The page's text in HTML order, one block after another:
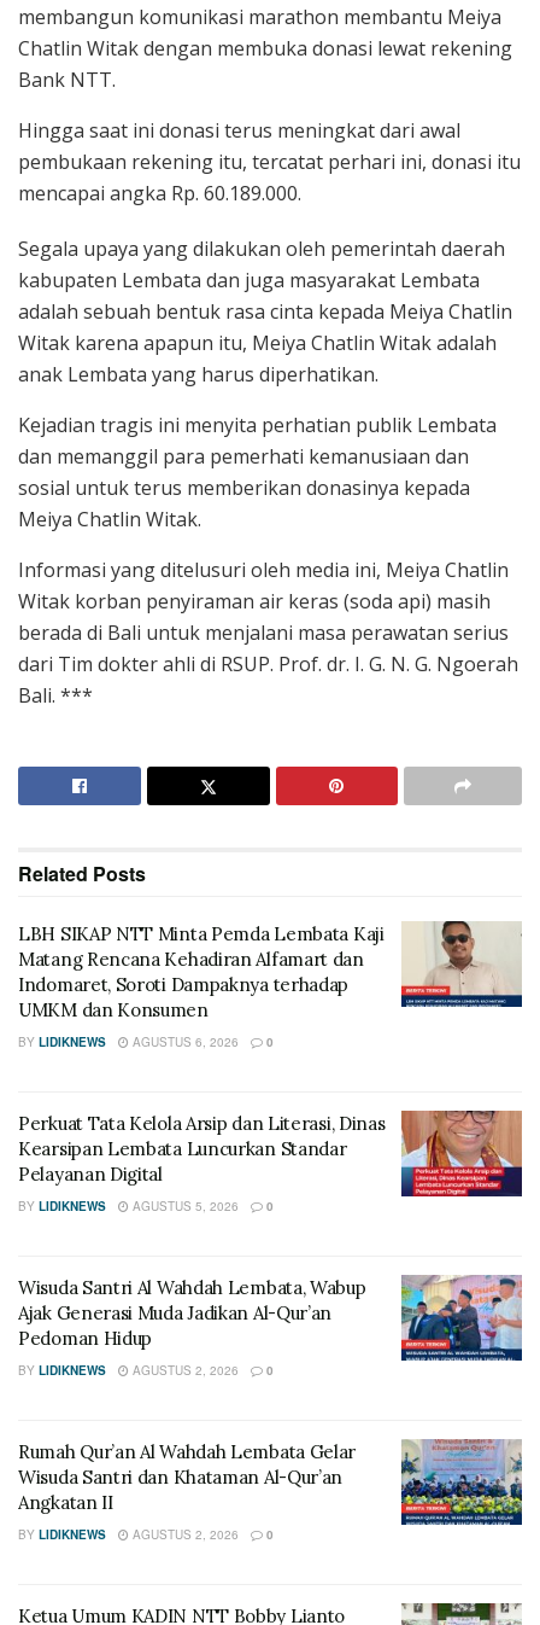
membangun komunikasi marathon membantu Meiya
Chatlin Witak dengan membuka donasi lewat rekening
Bank NTT.
Hingga saat ini donasi terus meningkat dari awal
pembukaan rekening itu, tercatat perhari ini, donasi itu
mencapai angka Rp. 60.189.000.
Segala upaya yang dilakukan oleh pemerintah daerah
kabupaten Lembata dan juga masyarakat Lembata
adalah sebuah bentuk rasa cinta kepada Meiya Chatlin
Witak karena apapun itu, Meiya Chatlin Witak adalah
anak Lembata yang harus diperhatikan.
Kejadian tragis ini menyita perhatian publik Lembata
dan memanggil para pemerhati kemanusiaan dan
sosial untuk terus memberikan donasinya kepada
Meiya Chatlin Witak.
Informasi yang ditelusuri oleh media ini, Meiya Chatlin
Witak korban penyiraman air keras (soda api) masih
berada di Bali untuk menjalani masa perawatan serius
dari Tim dokter ahli di RSUP. Prof. dr. I. G. N. G. Ngoerah
Bali. ***
Related Posts
LBH SIKAP NTT Minta Pemda Lembata Kaji
Matang Rencana Kehadiran Alfamart dan
Indomaret, Soroti Dampaknya terhadap
UMKM dan Konsumen
BY LIDIKNEWS AGUSTUS 6, 2026 0
Perkuat Tata Kelola Arsip dan Literasi, Dinas
Kearsipan Lembata Luncurkan Standar
Pelayanan Digital
BY LIDIKNEWS AGUSTUS 5, 2026 0
Wisuda Santri Al Wahdah Lembata, Wabup
Ajak Generasi Muda Jadikan Al-Qur’an
Pedoman Hidup
BY LIDIKNEWS AGUSTUS 2, 2026 0
Rumah Qur’an Al Wahdah Lembata Gelar
Wisuda Santri dan Khataman Al-Qur’an
Angkatan II
BY LIDIKNEWS AGUSTUS 2, 2026 0
Ketua Umum KADIN NTT Bobby Lianto